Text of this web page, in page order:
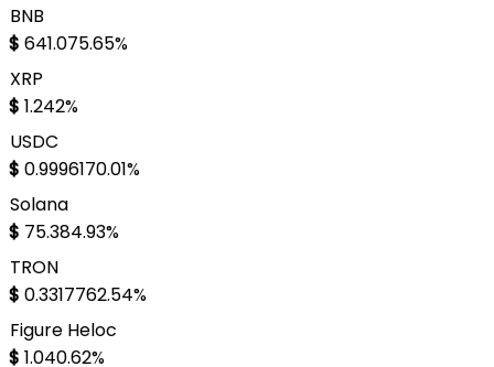
BNB
$ 641.075.65%
XRP
$ 1.242%
USDC
$ 0.9996170.01%
Solana
$ 75.384.93%
TRON
$ 0.3317762.54%
Figure Heloc
$ 1.040.62%